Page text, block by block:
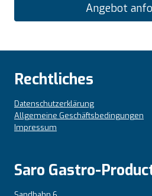
Angebot
Rechtliches
Datenschutzerklärung
Allgemeine Geschäftsbedingungen
Impressum
Saro Gastro-